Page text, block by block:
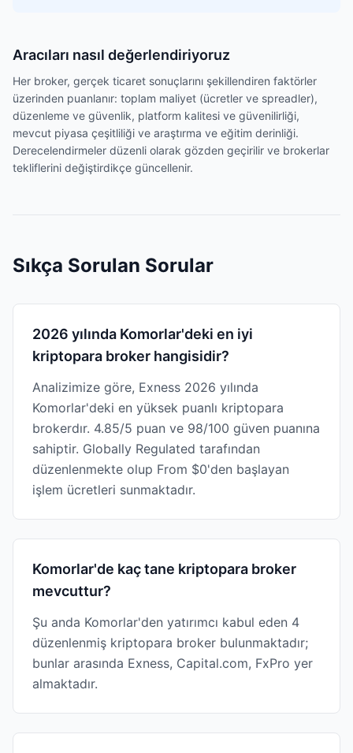
Aracıları nasıl değerlendiriyoruz
Her broker, gerçek ticaret sonuçlarını şekillendiren faktörler
üzerinden puanlanır: toplam maliyet (ücretler ve spreadler),
düzenleme ve güvenlik, platform kalitesi ve güvenilirliği,
mevcut piyasa çeşitliliği ve araştırma ve eğitim derinliği.
Derecelendirmeler düzenli olarak gözden geçirilir ve brokerlar
tekliflerini değiştirdikçe güncellenir.
Sıkça Sorulan Sorular
2026 yılında Komorlar'deki en iyi
kriptopara broker hangisidir?
Analizimize göre, Exness 2026 yılında
Komorlar'deki en yüksek puanlı kriptopara
brokerdır. 4.85/5 puan ve 98/100 güven puanına
sahiptir. Globally Regulated tarafından
düzenlenmekte olup From $0'den başlayan
işlem ücretleri sunmaktadır.
Komorlar'de kaç tane kriptopara broker
mevcuttur?
Şu anda Komorlar'den yatırımcı kabul eden 4
düzenlenmiş kriptopara broker bulunmaktadır;
bunlar arasında Exness, Capital.com, FxPro yer
almaktadır.